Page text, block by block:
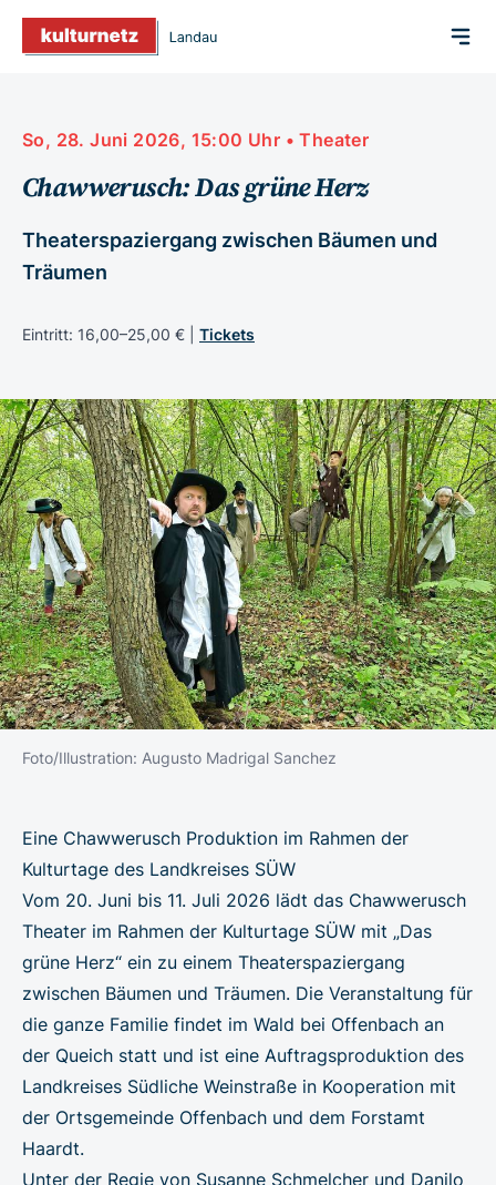
So, 28. Juni 2026, 15:00 Uhr • Theater
Chawwerusch: Das grüne Herz
Theaterspaziergang zwischen Bäumen und
Träumen
Eintritt: 16,00–25,00 € | Tickets
Foto/Illustration: Augusto Madrigal Sanchez
Eine Chawwerusch Produktion im Rahmen der
Kulturtage des Landkreises SÜW
Vom 20. Juni bis 11. Juli 2026 lädt das Chawwerusch
Theater im Rahmen der Kulturtage SÜW mit „Das
grüne Herz“ ein zu einem Theaterspaziergang
zwischen Bäumen und Träumen. Die Veranstaltung für
die ganze Familie findet im Wald bei Offenbach an
der Queich statt und ist eine Auftragsproduktion des
Landkreises Südliche Weinstraße in Kooperation mit
der Ortsgemeinde Offenbach und dem Forstamt
Haardt.
Unter der Regie von Susanne Schmelcher und Danilo